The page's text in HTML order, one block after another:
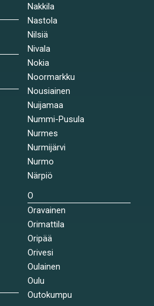
Nakkila
Nastola
Nilsiä
Nivala
Nokia
Noormarkku
Nousiainen
Nuijamaa
Nummi-Pusula
Nurmes
Nurmijärvi
Nurmo
Närpiö
O
Oravainen
Orimattila
Oripää
Orivesi
Oulainen
Oulu
Outokumpu